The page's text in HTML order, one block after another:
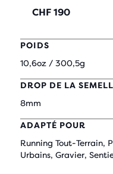
CHF 190
POIDS
10,6oz / 300,5g
DROP DE LA
8mm
ADAPTÉ POUR
Running Tout-Terrain,
Urbains, Gravier,